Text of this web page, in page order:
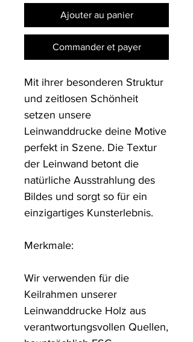
Ajouter au panier
Commander et payer
Mit ihrer besonderen Struktur
und zeitlosen Schönheit
setzen unsere
Leinwanddrucke deine Motive
perfekt in Szene. Die Textur
der Leinwand betont die
natürliche Ausstrahlung des
Bildes und sorgt so für ein
einzigartiges Kunsterlebnis.
Merkmale:
Wir verwenden für die
Keilrahmen unserer
Leinwanddrucke Holz aus
verantwortungsvollen Quellen,